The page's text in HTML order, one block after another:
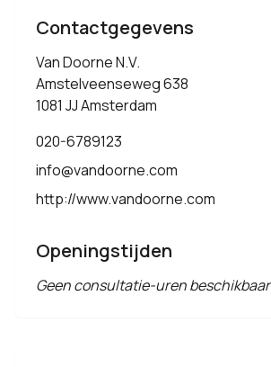
Contactgegevens
Van Doorne N.V.
Amstelveenseweg 638
1081 JJ Amsterdam
020-6789123
info@vandoorne.com
http://www.vandoorne.com
Openingstijden
Geen consultatie-uren beschikbaar